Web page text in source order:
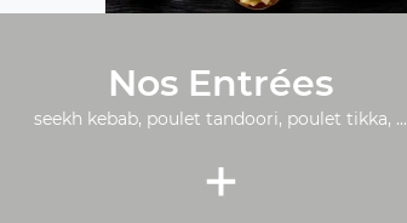
Nos Entrées
seekh kebab, poulet tandoori, poulet tikka, ...
+